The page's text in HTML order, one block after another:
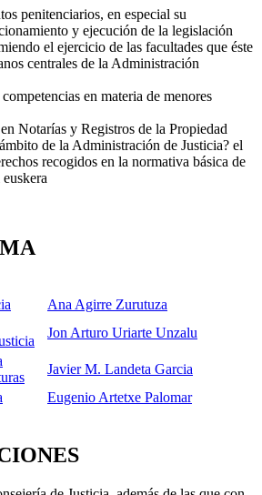
penitenciarios, en especial su
y ejecución de la legislación
el ejercicio de las facultades que éste
centrales de la Administración
en materia de menores
Notarías y Registros de la Propiedad
de la Administración de Justicia? el
recogidos en la normativa básica de
Ana Agirre Zurutuza
Jon Arturo Uriarte Unzalu
Javier M. Landeta Garcia
Eugenio Artetxe Palomar